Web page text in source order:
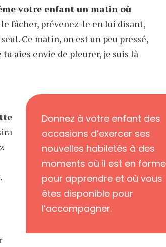
votre enfant un matin où
fâcher, prévenez-le en lui disant,
Ce matin, on est un peu pressé,
tu aies envie de pleurer, je suis là
Donnez à votre enfant des
occasions d’exercer ses
nouvelles habiletés à des
moments où il est en forme
pour apprendre et où vous
êtes disponible pour
l’accompagner.